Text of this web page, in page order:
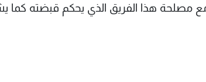
مصلحة هذا الفريق الذي يحكم قبضته كما